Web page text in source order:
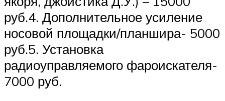
руб.4. Дополнительное усиление
носовой площадки/планшира- 5000
руб.5. Установка
радиоуправляемого фароискателя-
7000 руб.